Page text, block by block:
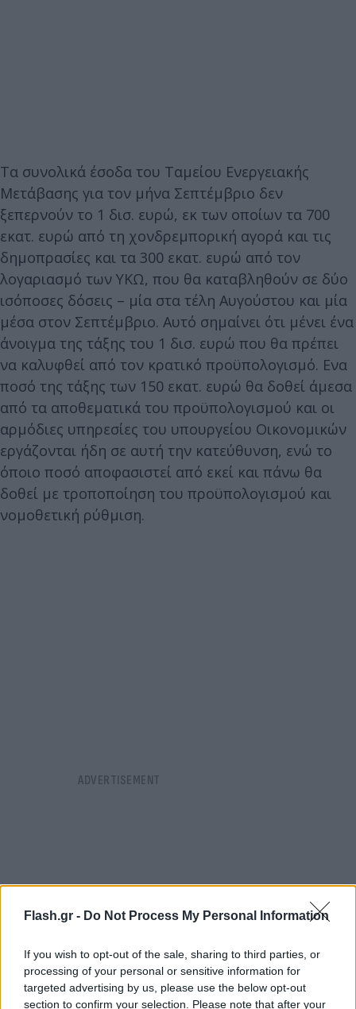
Flash.gr - Do Not Process My Personal Information
If you wish to opt-out of the sale, sharing to third parties, or
processing of your personal or sensitive information for
targeted advertising by us, please use the below opt-out
section to confirm your selection. Please note that after your
Τα συνολικά έσοδα του Ταμείου Ενεργειακής
Μετάβασης για τον μήνα Σεπτέμβριο δεν
ξεπερνούν το 1 δισ. ευρώ, εκ των οποίων τα 700
εκατ. ευρώ από τη χονδρεμπορική αγορά και τις
δημοπρασίες και τα 300 εκατ. ευρώ από τον
λογαριασμό των ΥΚΩ, που θα καταβληθούν σε δύο
ισόποσες δόσεις – μία στα τέλη Αυγούστου και μία
μέσα στον Σεπτέμβριο. Αυτό σημαίνει ότι μένει ένα
άνοιγμα της τάξης του 1 δισ. ευρώ που θα πρέπει
να καλυφθεί από τον κρατικό προϋπολογισμό. Ενα
ποσό της τάξης των 150 εκατ. ευρώ θα δοθεί άμεσα
από τα αποθεματικά του προϋπολογισμού και οι
αρμόδιες υπηρεσίες του υπουργείου Οικονομικών
εργάζονται ήδη σε αυτή την κατεύθυνση, ενώ το
όποιο ποσό αποφασιστεί από εκεί και πάνω θα
δοθεί με τροποποίηση του προϋπολογισμού και
νομοθετική ρύθμιση.